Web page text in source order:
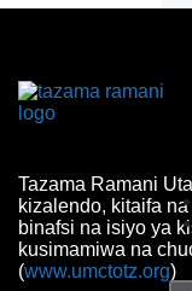
Tazama Ramani
kizalendo, kitaifa
binafsi na isiyo ya
kusimamiwa na
(www.umctotz.org)